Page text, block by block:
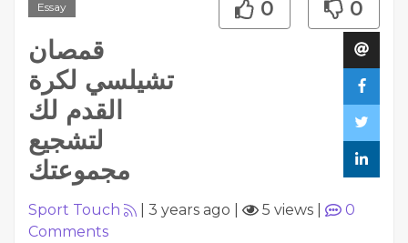
Essay
قمصان
تشيلسي لكرة
القدم لك
لتشجيع
مجموعتك
0 0
Sport Touch 3 years ago 5 views
0
Comments